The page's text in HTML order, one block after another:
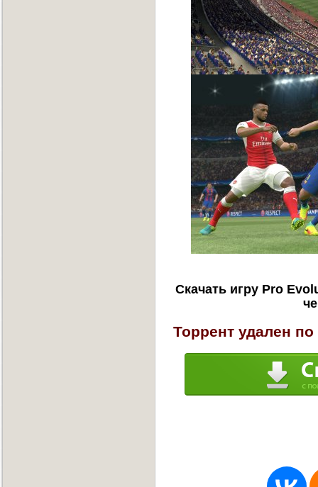
Скачать игру Pro
Торрент удален